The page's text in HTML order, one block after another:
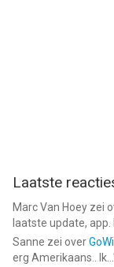
Laatste
Marc Van Hoey zei
laatste update, app.
Sanne zei over
erg Amerikaans.. Ik...